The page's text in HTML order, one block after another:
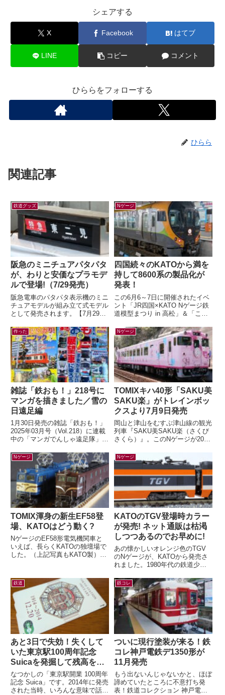
シェアする
X Facebook はてブ
LINE コピー コメント
ひららをフォローする
ひらら
関連記事
鉄道グッズ
阪急のミニチュアパタパタ
が、わりと安価なプラモデ
ルで登場!（7/29発売）
阪急電車のパタパタ表示機のミニ
チュアモデルが組み立て式モデル
として発売されます。【7月29日
タパタ表示機が新登場！（HAN...
Nゲージ
四国続々のKATOから満を
持して8600系の製品化が
発表！
この6月6～7日に開催されたイベ
ント「JR四国×KATO Nゲージ鉄
道模型まつり in 高松」＆「こと
模型メーカー各社から四国の...
作った
雑誌「鉄おも！」218号に
マンガを描きました／雪の
日遠足編
1月30日発売の雑誌「鉄おも！」
2025年03月号（Vol.218）に連載
中の「マンガでんしゃ遠足隊」最
たことある？雪の日の遠足！...
Nゲージ
TOMIXキハ40形「SAKU美
SAKU楽」がトレインボッ
クスより7月9日発売
岡山と津山をむすぶ津山線の観光
列車『SAKU美SAKU楽（さくび
さくら）』。このNゲージが2026
ックスにて限定販売されます...
Nゲージ
TOMIX渾身の新生EF58登
場、KATOはどう動く?
NゲージのEF58形電気機関車と
いえば、長らくKATOの独壇場で
した。（上記写真もKATO製）す
か...
Nゲージ
KATOのTGV登場時カラー
が発売! ネット通販は枯渇
しつつあるのでお早めに!
あの懐かしいオレンジ色のTGV
のNゲージが、KATOから発売さ
れました。1980年代の鉄道少年
ったのが、この初代TGV。フラ
ンスの...
鉄道
あと3日で失効！失くして
いた東京駅100周年記念
Suicaを発掘して残高を確
認したら…
なつかしの「東京駅開業 100周年
記念 Suica」です。2014年に発売
された当時、いろんな意味で話題
鉄コレ
ついに現行塗装が来る！鉄
コレ神戸電鉄デ1350形が
11月発売
もう出ないんじゃないかと、ほぼ
諦めていたところに不意打ち発
表！鉄道コレクション 神戸電鉄